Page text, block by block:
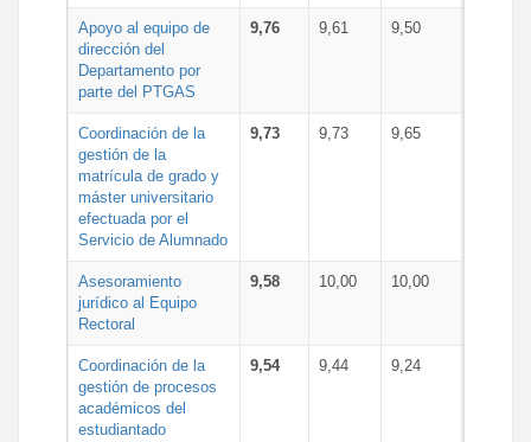
Apoyo al equipo de
dirección del
Departamento por
parte del PTGAS
9,76 9,61 9,50
Coordinación de la
gestión de la
matrícula de grado y
máster universitario
efectuada por el
Servicio de Alumnado
9,73 9,73 9,65
Asesoramiento
jurídico al Equipo
Rectoral
9,58 10,00 10,00
Coordinación de la
gestión de procesos
académicos del
estudiantado
9,54 9,44 9,24